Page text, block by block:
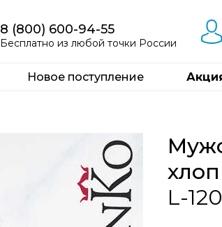
L-120
8 (800) 600-94-55
Бесплатно из любой точки России
Новое поступление